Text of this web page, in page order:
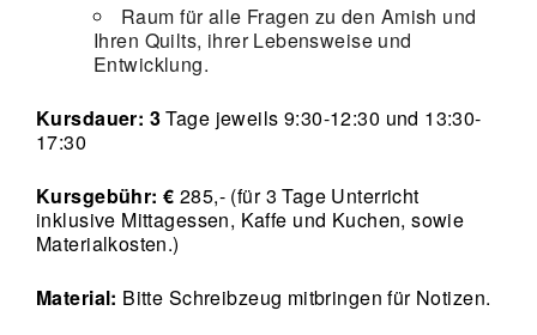
Raum für alle Fragen zu den Amish und
Ihren Quilts, ihrer Lebensweise und
Entwicklung.
Kursdauer: 3Tage jeweils 9:30-12:30 und 13:30-
17:30
Kursgebühr: € 285,- (für 3 Tage Unterricht
inklusive Mittagessen, Kaffe und Kuchen, sowie
Materialkosten.)
Material: Bitte Schreibzeug mitbringen für Notizen.